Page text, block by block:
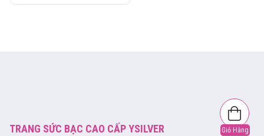
Giỏ Hàng
TRANG SỨC BẠC CAO CẤP YSILVER